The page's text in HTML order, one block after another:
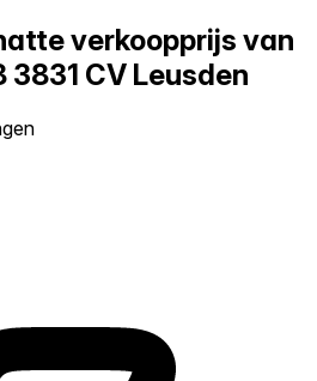
verkoopprijs van
3831 CV Leusden